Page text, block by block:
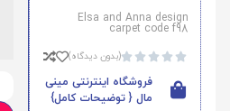
Elsa and Anna design
carpet code f98




(بدون دیدگاه)
فروشگاه اینترنتی مینی
مال { توضیحات کامل}